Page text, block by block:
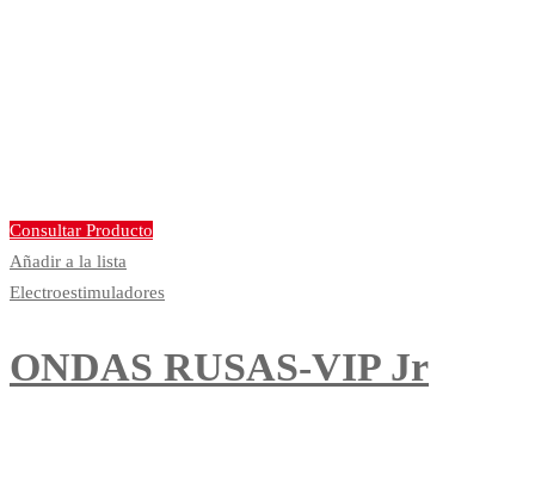
Consultar Producto
Añadir a la lista
Electroestimuladores
ONDAS RUSAS-VIP Jr